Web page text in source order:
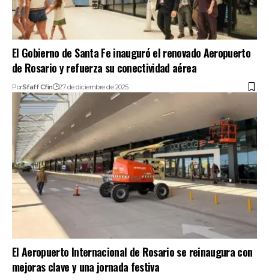
El Gobierno de Santa Fe inauguró el renovado Aeropuerto
de Rosario y refuerza su conectividad aérea
PorSfaff Cfin 27 de diciembre de 2025
El Aeropuerto Internacional de Rosario se reinaugura con
mejoras clave y una jornada festiva